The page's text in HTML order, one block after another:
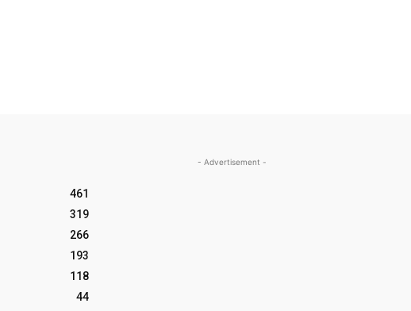
461
319
266
193
118
44
- Advertisement -